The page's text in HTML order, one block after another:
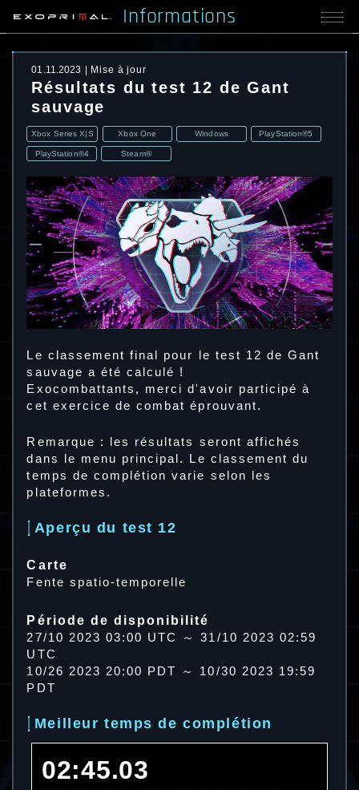
Informations
01.11.2023 Mise à jour
Résultats du test 12 de Gant
sauvage
Xbox Series X|S Xbox One Windows PlayStation®5
PlayStation®4 Steam®
Le classement final pour le test 12 de Gant
sauvage a été calculé !
Exocombattants, merci d'avoir participé à
cet exercice de combat éprouvant.
Remarque : les résultats seront affichés
dans le menu principal. Le classement du
temps de complétion varie selon les
plateformes.
Aperçu du test 12
Carte
Fente spatio-temporelle
Période de disponibilité
27/10 2023 03:00 UTC ～ 31/10 2023 02:59
UTC
10/26 2023 20:00 PDT ～ 10/30 2023 19:59
PDT
Meilleur temps de complétion
02:45.03